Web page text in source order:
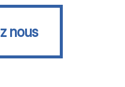
nous